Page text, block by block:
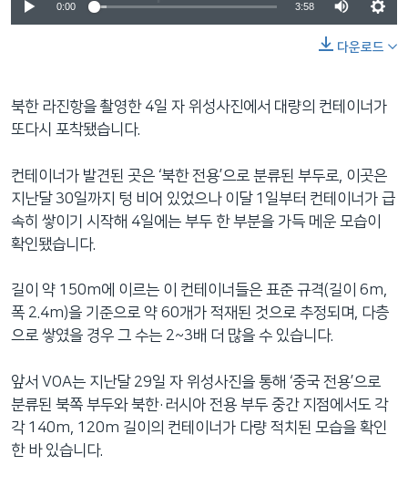
0:00 3:58
다운로드
북한 라진항을 촬영한 4일 자 위성사진에서 대량의 컨테이너가
또다시 포착됐습니다.
컨테이너가 발견된 곳은 ‘북한 전용’으로 분류된 부두로, 이곳은
지난달 30일까지 텅 비어 있었으나 이달 1일부터 컨테이너가 급
속히 쌓이기 시작해 4일에는 부두 한 부분을 가득 메운 모습이
확인됐습니다.
길이 약 150m에 이르는 이 컨테이너들은 표준 규격(길이 6m,
폭 2.4m)을 기준으로 약 60개가 적재된 것으로 추정되며, 다층
으로 쌓였을 경우 그 수는 2~3배 더 많을 수 있습니다.
앞서 VOA는 지난달 29일 자 위성사진을 통해 ‘중국 전용’으로
분류된 북쪽 부두와 북한·러시아 전용 부두 중간 지점에서도 각
각 140m, 120m 길이의 컨테이너가 다량 적치된 모습을 확인
한 바 있습니다.